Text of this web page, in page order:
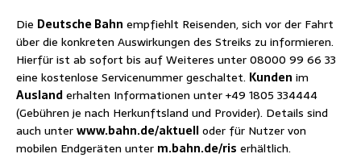
Die Deutsche Bahn empfiehlt Reisenden, sich vor der Fahrt
über die konkreten Auswirkungen des Streiks zu informieren.
Hierfür ist ab sofort bis auf Weiteres unter 08000 99 66 33
eine kostenlose Servicenummer geschaltet. Kunden im
Auslanderhalten Informationen unter +49 1805 334444
(Gebühren je nach Herkunftsland und Provider). Details sind
auch unterwww.bahn.de/aktuelloder für Nutzer von
mobilen Endgeräten unter m.bahn.de/ris erhältlich.